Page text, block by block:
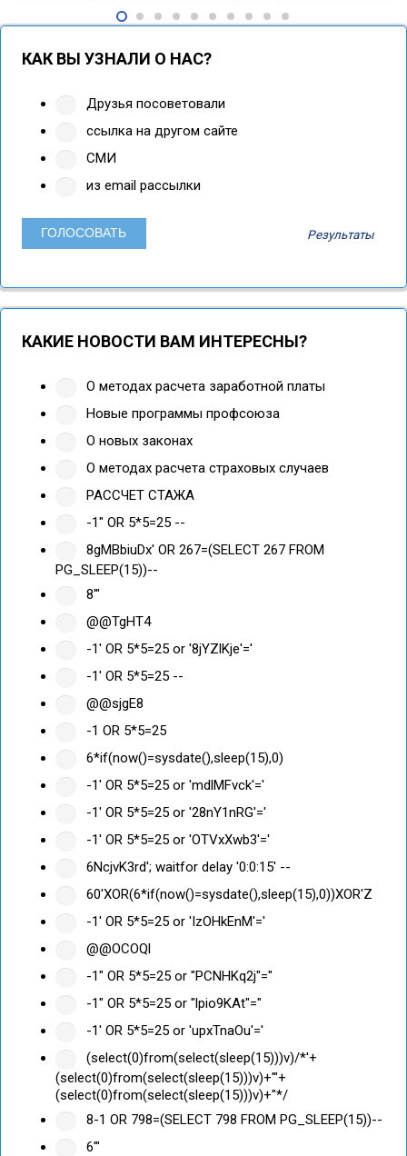
КАК ВЫ УЗНАЛИ О НАС?
Друзья посоветовали
ссылка на другом сайте
СМИ
из email рассылки
Результаты
КАКИЕ НОВОСТИ ВАМ ИНТЕРЕСНЫ?
О методах расчета заработной платы
Новые программы профсоюза
О новых законах
О методах расчета страховых случаев
РАССЧЕТ СТАЖА
-1" OR 5*5=25 --
8gMBbiuDx' OR 267=(SELECT 267 FROM
PG_SLEEP(15))--
8'"
@@TgHT4
-1' OR 5*5=25 or '8jYZlKje'='
-1' OR 5*5=25 --
@@sjgE8
-1 OR 5*5=25
6*if(now()=sysdate(),sleep(15),0)
-1' OR 5*5=25 or 'mdlMFvck'='
-1' OR 5*5=25 or '28nY1nRG'='
-1' OR 5*5=25 or 'OTVxXwb3'='
6NcjvK3rd'; waitfor delay '0:0:15' --
60'XOR(6*if(now()=sysdate(),sleep(15),0))XOR'Z
-1' OR 5*5=25 or 'IzOHkEnM'='
@@OCOQl
-1" OR 5*5=25 or "PCNHKq2j"="
-1" OR 5*5=25 or "lpio9KAt"="
-1' OR 5*5=25 or 'upxTnaOu'='
(select(0)from(select(sleep(15)))v)/*'+
(select(0)from(select(sleep(15)))v)+'"+
(select(0)from(select(sleep(15)))v)+"*/
8-1 OR 798=(SELECT 798 FROM PG_SLEEP(15))--
6'"